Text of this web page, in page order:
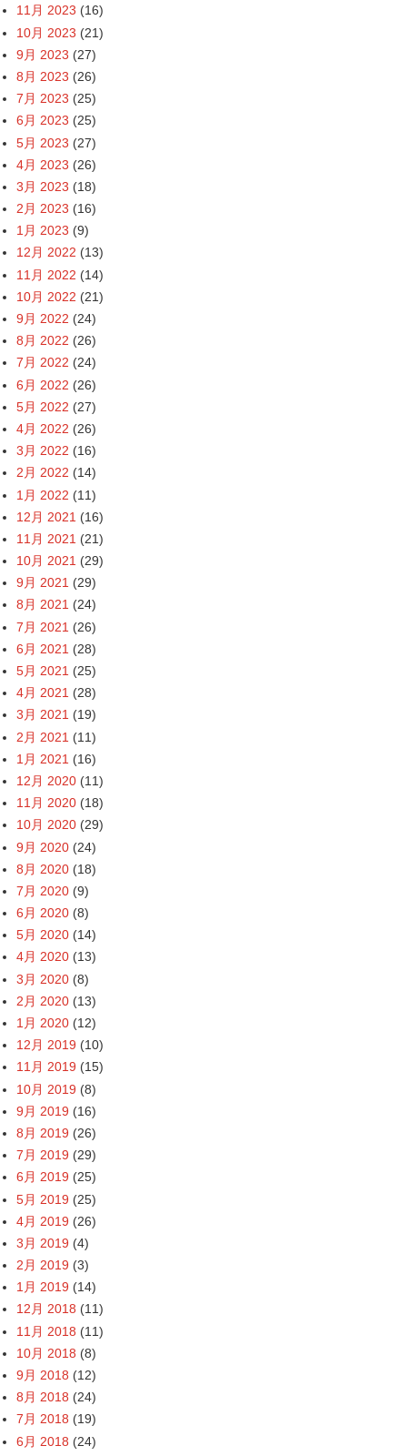
11月 2023 (16)
10月 2023 (21)
9月 2023 (27)
8月 2023 (26)
7月 2023 (25)
6月 2023 (25)
5月 2023 (27)
4月 2023 (26)
3月 2023 (18)
2月 2023 (16)
1月 2023 (9)
12月 2022 (13)
11月 2022 (14)
10月 2022 (21)
9月 2022 (24)
8月 2022 (26)
7月 2022 (24)
6月 2022 (26)
5月 2022 (27)
4月 2022 (26)
3月 2022 (16)
2月 2022 (14)
1月 2022 (11)
12月 2021 (16)
11月 2021 (21)
10月 2021 (29)
9月 2021 (29)
8月 2021 (24)
7月 2021 (26)
6月 2021 (28)
5月 2021 (25)
4月 2021 (28)
3月 2021 (19)
2月 2021 (11)
1月 2021 (16)
12月 2020 (11)
11月 2020 (18)
10月 2020 (29)
9月 2020 (24)
8月 2020 (18)
7月 2020 (9)
6月 2020 (8)
5月 2020 (14)
4月 2020 (13)
3月 2020 (8)
2月 2020 (13)
1月 2020 (12)
12月 2019 (10)
11月 2019 (15)
10月 2019 (8)
9月 2019 (16)
8月 2019 (26)
7月 2019 (29)
6月 2019 (25)
5月 2019 (25)
4月 2019 (26)
3月 2019 (4)
2月 2019 (3)
1月 2019 (14)
12月 2018 (11)
11月 2018 (11)
10月 2018 (8)
9月 2018 (12)
8月 2018 (24)
7月 2018 (19)
6月 2018 (24)